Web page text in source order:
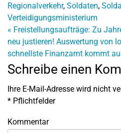
Regionalverkehr, Soldaten,
Verteidigungsministerium
« Freistellungsaufträge: Zu
neu justieren! Auswertung von
schnellste Finanzamt kommt
Schreibe einen
Ihre E-Mail-Adresse wird nicht
* Pflichtfelder
Kommentar